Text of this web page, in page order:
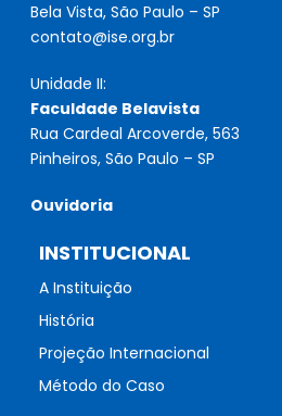
Bela Vista, São Paulo – SP
contato@ise.org.br
Unidade II:
Faculdade Belavista
Rua Cardeal Arcoverde, 563
Pinheiros, São Paulo – SP
Ouvidoria
INSTITUCIONAL
A Instituição
História
Projeção Internacional
Método do Caso